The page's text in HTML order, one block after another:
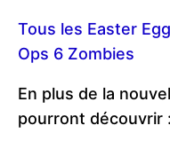
Tous les Easter
Ops 6 Zombies
En plus de la
pourront découvrir :